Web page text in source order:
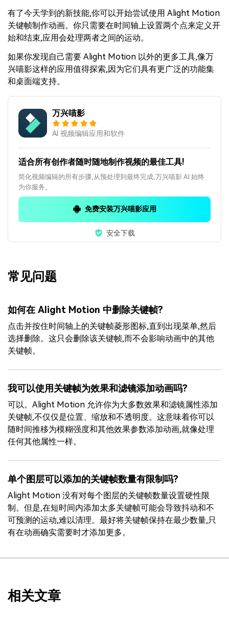
有了今天学到的新技能,你可以开始尝试使用 Alight Motion
关键帧制作动画。你只需要在时间轴上设置两个点来定义开
始和结束,应用会处理两者之间的运动。
如果你发现自己需要 Alight Motion 以外的更多工具,像万
兴喵影这样的应用值得探索,因为它们具有更广泛的功能集
和桌面端支持。
万兴喵影
AI 视频编辑应用和软件
适合所有创作者随时随地制作视频的最佳工具!
简化视频编辑的所有步骤,从预处理到最终完成,万兴喵影 AI 始终
为你服务。
免费安装万兴喵影应用
安全下载
常见问题
如何在 Alight Motion 中删除关键帧?
点击并按住时间轴上的关键帧菱形图标,直到出现菜单,然后
选择删除。这只会删除该关键帧,而不会影响动画中的其他
关键帧。
我可以使用关键帧为效果和滤镜添加动画吗?
可以。Alight Motion 允许你为大多数效果和滤镜属性添加
关键帧,不仅仅是位置、缩放和不透明度。这意味着你可以
随时间推移为模糊强度和其他效果参数添加动画,就像处理
任何其他属性一样。
单个图层可以添加的关键帧数量有限制吗?
Alight Motion 没有对每个图层的关键帧数量设置硬性限
制。但是,在短时间内添加太多关键帧可能会导致抖动和不
可预测的运动,难以清理。最好将关键帧保持在最少数量,只
有在动画确实需要时才添加更多。
相关文章